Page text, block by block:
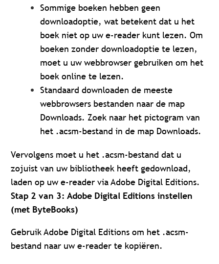
Sommige boeken hebben geen
downloadoptie, wat betekent dat u het
boek niet op uw e-reader kunt lezen. Om
boeken zonder downloadoptie te lezen,
moet u uw webbrowser gebruiken om het
boek online te lezen.
Standaard downloaden de meeste
webbrowsers bestanden naar de map
Downloads. Zoek naar het pictogram van
het .acsm-bestand in de map Downloads.
Vervolgens moet u het .acsm-bestand dat u
zojuist van uw bibliotheek heeft gedownload,
laden op uw e-reader via Adobe Digital Editions.
Stap 2 van 3: Adobe Digital Editions instellen
(met ByteBooks)
Gebruik Adobe Digital Editions om het .acsm-
bestand naar uw e-reader te kopiëren.